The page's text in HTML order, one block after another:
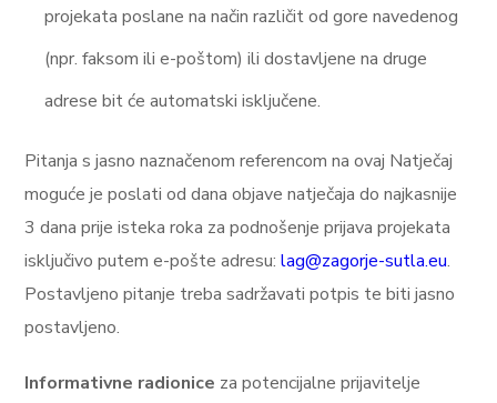
projekata poslane na način različit od gore navedenog
(npr. faksom ili e-poštom) ili dostavljene na druge
adrese bit će automatski isključene.
Pitanja s jasno naznačenom referencom na ovaj Natječaj
moguće je poslati od dana objave natječaja do najkasnije
3 dana prije isteka roka za podnošenje prijava projekata
isključivo putem e-pošte adresu:lag@zagorje-sutla.eu.
Postavljeno pitanje treba sadržavati potpis te biti jasno
postavljeno.
Informativne radionice za potencijalne prijavitelje